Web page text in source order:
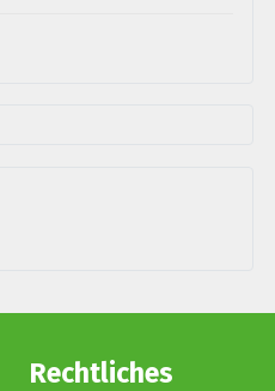
Rechtliches